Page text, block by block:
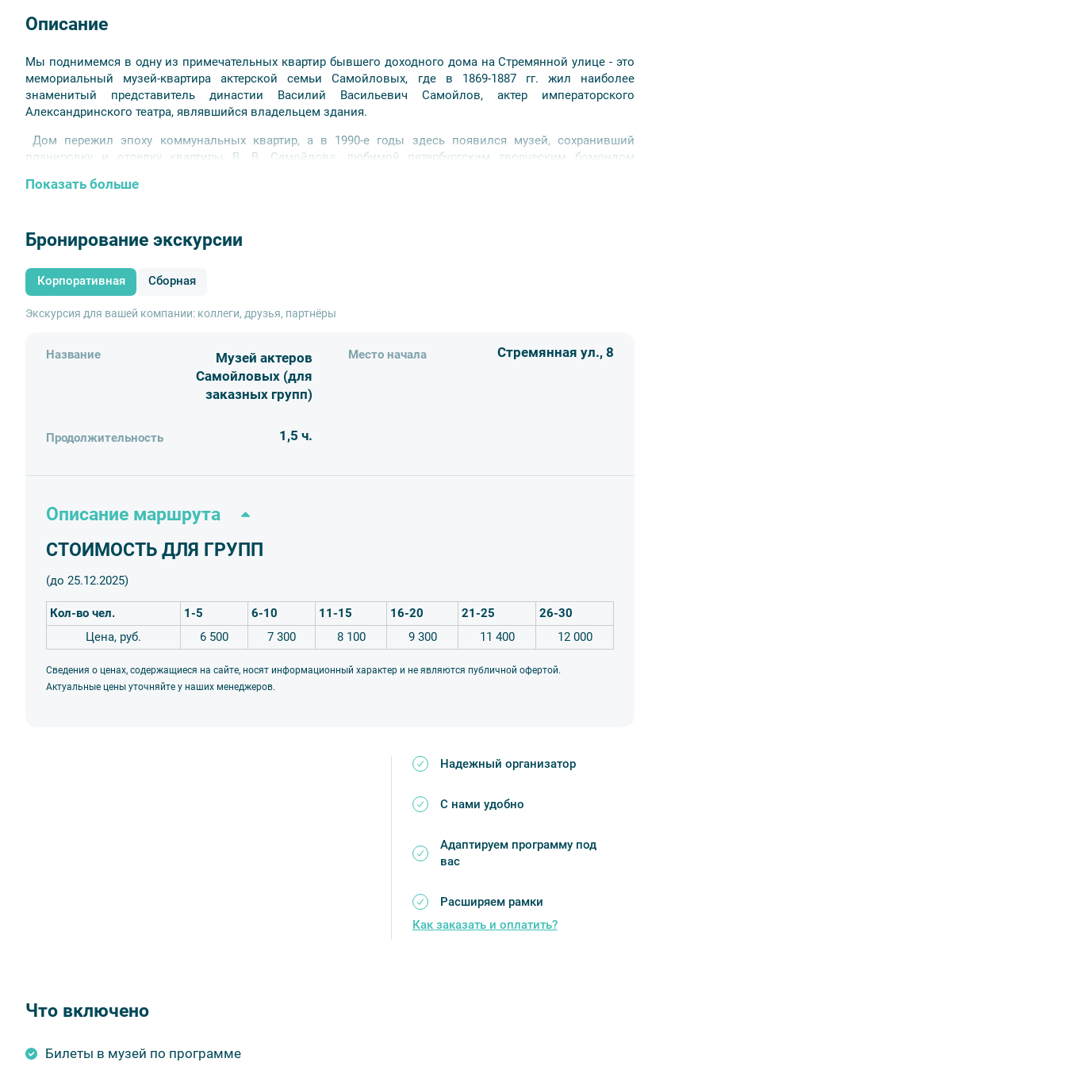
Описание
Мы поднимемся в одну из примечательных квартир бывшего доходного дома на Стремянной улице - это
мемориальный музей-квартира актерской семьи Самойловых, где в 1869-1887 гг. жил наиболее
знаменитый представитель династии Василий Васильевич Самойлов, актер императорского
Александринского театра, являвшийся владельцем здания.
Дом пережил эпоху коммунальных квартир, а в 1990-е годы здесь появился музей, сохранивший
планировку и отделку квартиры В. В. Самойлова, любимой петербургским творческим бомондом
коллекция, посвященная истории артистической династии.
Показать больше
Бронирование экскурсии
Корпоративная Сборная
Экскурсия для вашей компании: коллеги, друзья, партнёры
Название
Музей актеров
Самойловых (для
заказных групп)
Место начала Стремянная ул., 8
Продолжительность 1,5 ч.
Описание маршрута
СТОИМОСТЬ ДЛЯ ГРУПП
(до 25.12.2025)
Кол-во чел. 1-5 6-10 11-15 16-20 21-25
26-30
Цена, руб.
6 500 7 300 8 100 9 300 11 400 12 000
Сведения о ценах, содержащиеся на сайте, носят информационный характер и не являются публичной офертой.
Актуальные цены уточняйте у наших менеджеров.
Надежный организатор
С нами удобно
Адаптируем программу под
вас
Расширяем рамки
Как заказать и оплатить?
Что включено
Билеты в музей по программе